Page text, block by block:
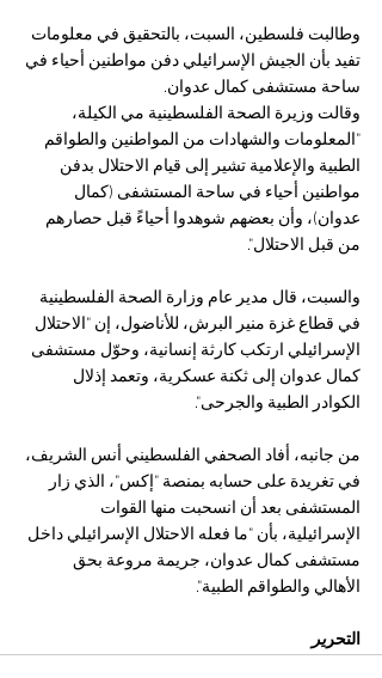
وطالبت فلسطين، السبت، بالتحقيق في معلومات
تفيد بأن الجيش الإسرائيلي دفن مواطنين أحياء في
ساحة مستشفى كمال عدوان.
وقالت وزيرة الصحة الفلسطينية مي الكيلة،
"المعلومات والشهادات من المواطنين والطواقم
الطبية والإعلامية تشير إلى قيام الاحتلال بدفن
مواطنين أحياء في ساحة المستشفى (كمال
عدوان)، وأن بعضهم شوهدوا أحياءً قبل حصارهم
من قبل الاحتلال".
والسبت، قال مدير عام وزارة الصحة الفلسطينية
في قطاع غزة منير البرش، للأناضول، إن "الاحتلال
الإسرائيلي ارتكب كارثة إنسانية، وحوّل مستشفى
كمال عدوان إلى ثكنة عسكرية، وتعمد إذلال
الكوادر الطبية والجرحى".
من جانبه، أفاد الصحفي الفلسطيني أنس الشريف،
في تغريدة على حسابه بمنصة "إكس"، الذي زار
المستشفى بعد أن انسحبت منها القوات
الإسرائيلية، بأن "ما فعله الاحتلال الإسرائيلي داخل
مستشفى كمال عدوان، جريمة مروعة بحق
الأهالي والطواقم الطبية".
التحرير